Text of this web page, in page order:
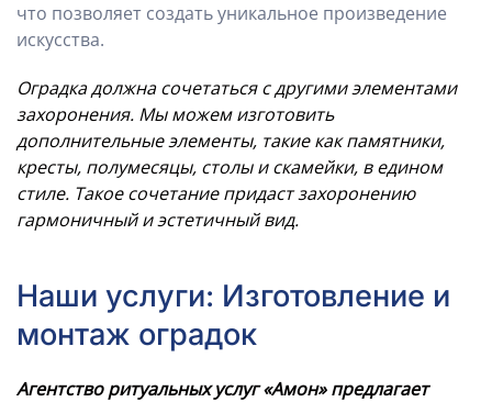
что позволяет создать уникальное произведение
искусства.
Оградка должна сочетаться с другими элементами
захоронения. Мы можем изготовить
дополнительные элементы, такие как памятники,
кресты, полумесяцы, столы и скамейки, в едином
стиле. Такое сочетание придаст захоронению
гармоничный и эстетичный вид.
Наши услуги: Изготовление и
монтаж оградок
Агентство ритуальных услуг «Амон» предлагает